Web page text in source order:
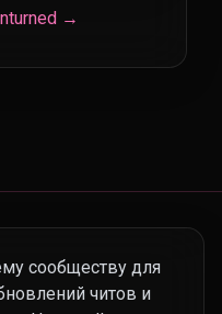
→
сообществу для
читов и